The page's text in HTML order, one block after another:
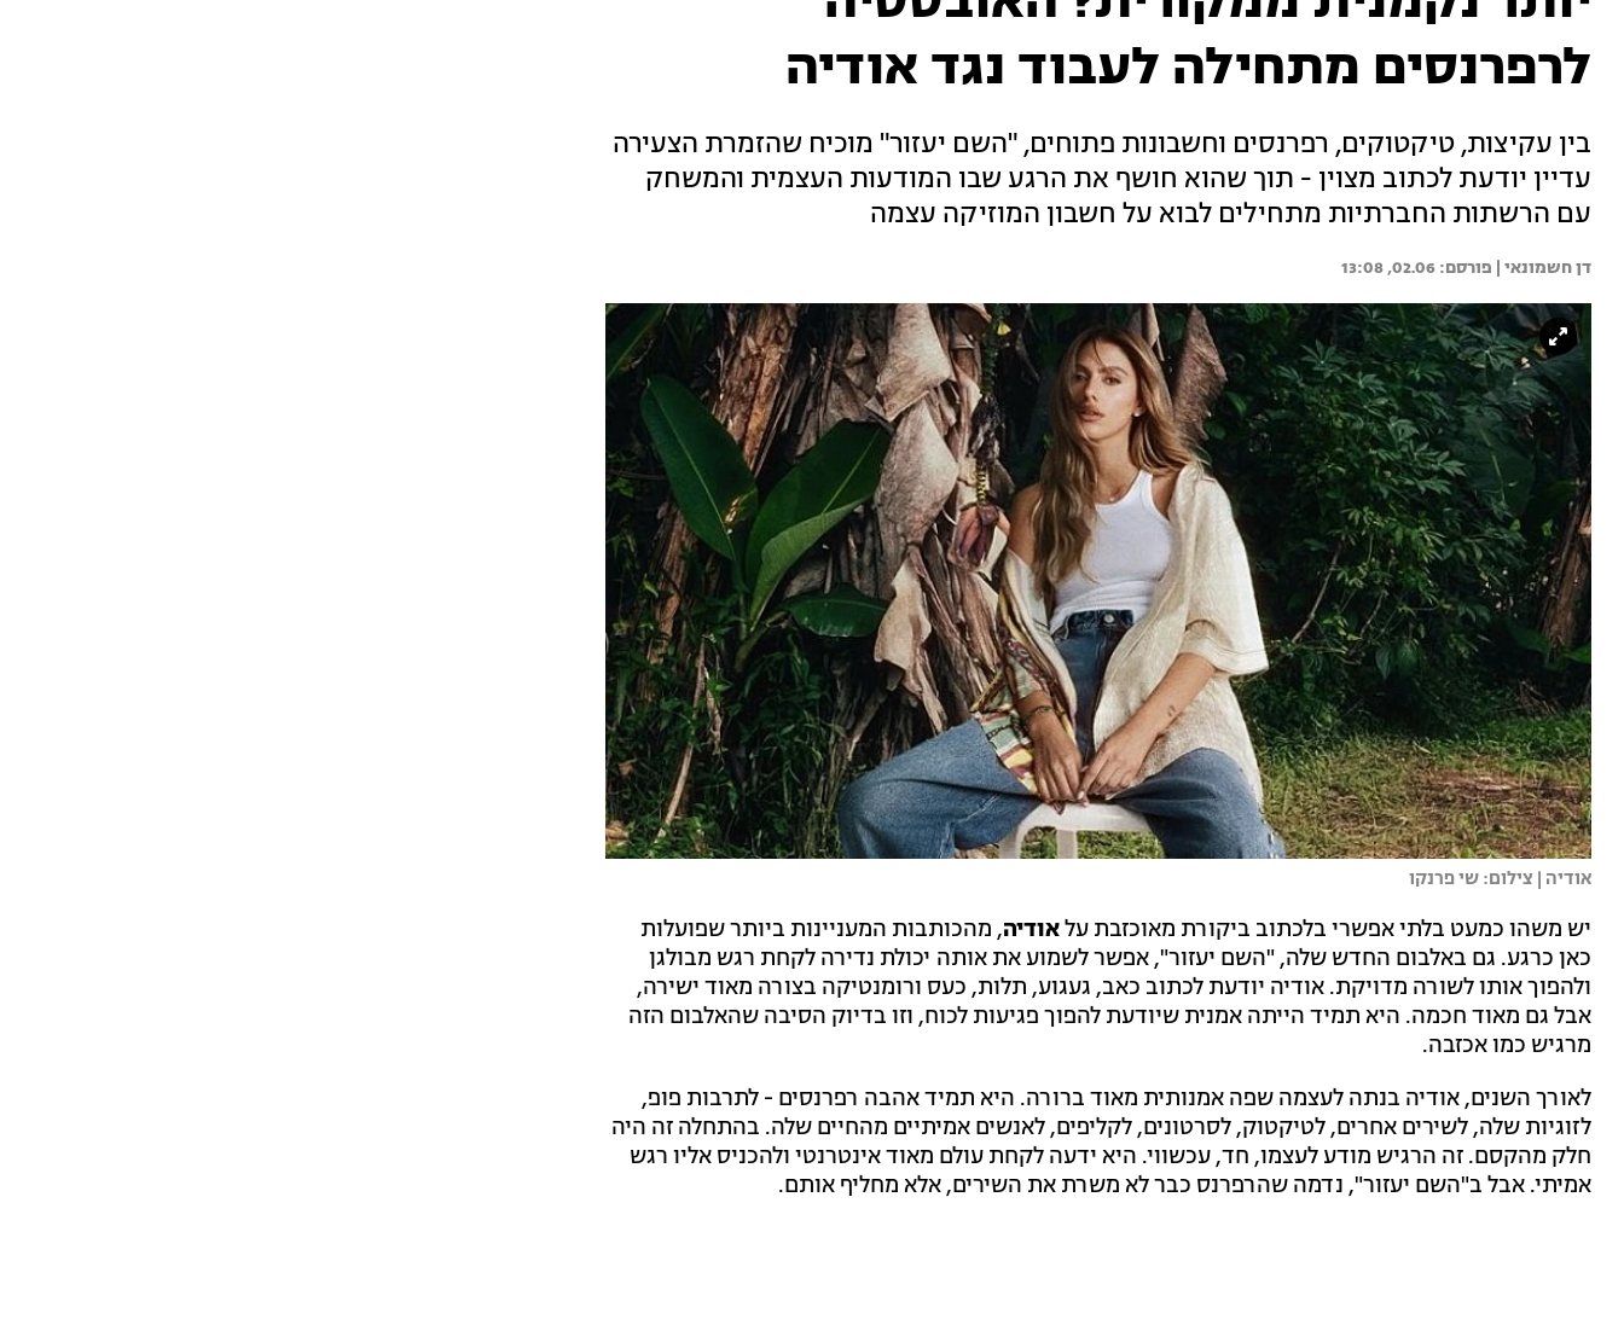
לרפרנסים מתחילה לעבוד נגד אודיה
בין עקיצות, טיקטוקים, רפרנסים וחשבונות פתוחים, "השם יעזור" מוכיח שהזמרת הצעירה
עדיין יודעת לכתוב מצוין - תוך שהוא חושף את הרגע שבו המודעות העצמית והמשחק
עם הרשתות החברתיות מתחילים לבוא על חשבון המוזיקה עצמה
דן חשמונאי | 02.06, 13:08
אודיה | צילום: שי פרנקו
יש משהו כמעט בלתי אפשרי בלכתוב ביקורת מאוכזבת עלאודיה, מהכותבות המעניינות ביותר שפועלות
כאן כרגע. גם באלבום החדש שלה, "השם יעזור", אפשר לשמוע את אותה יכולת נדירה לקחת רגש מבולגן
ולהפוך אותו לשורה מדויקת. אודיה יודעת לכתוב כאב, געגוע, תלות, כעס ורומנטיקה בצורה מאוד ישירה,
אבל גם מאוד חכמה. היא תמיד הייתה אמנית שיודעת להפוך פגיעות לכוח, וזו בדיוק הסיבה שהאלבום הזה
מרגיש כמו אכזבה.
לאורך השנים, אודיה בנתה לעצמה שפה אמנותית מאוד ברורה. היא תמיד אהבה רפרנסים - לתרבות פופ,
לזוגיות שלה, לשירים אחרים, לטיקטוק, לסרטונים, לקליפים, לאנשים אמיתיים מהחיים שלה. בהתחלה זה היה
חלק מהקסם. זה הרגיש מודע לעצמו, חד, עכשווי. היא ידעה לקחת עולם מאוד אינטרנטי ולהכניס אליו רגש
אמיתי. אבל ב"השם יעזור", נדמה שהרפרנס כבר לא משרת את השירים, אלא מחליף אותם.